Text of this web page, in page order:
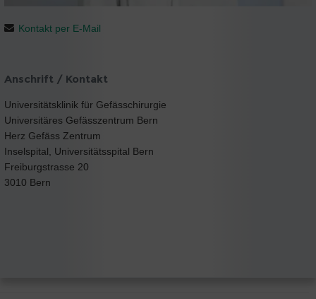
Kontakt per E-Mail
Anschrift / Kontakt
Universitätsklinik für Gefässchirurgie
Universitäres Gefässzentrum Bern
Herz Gefäss Zentrum
Inselspital, Universitätsspital Bern
Freiburgstrasse 20
3010 Bern